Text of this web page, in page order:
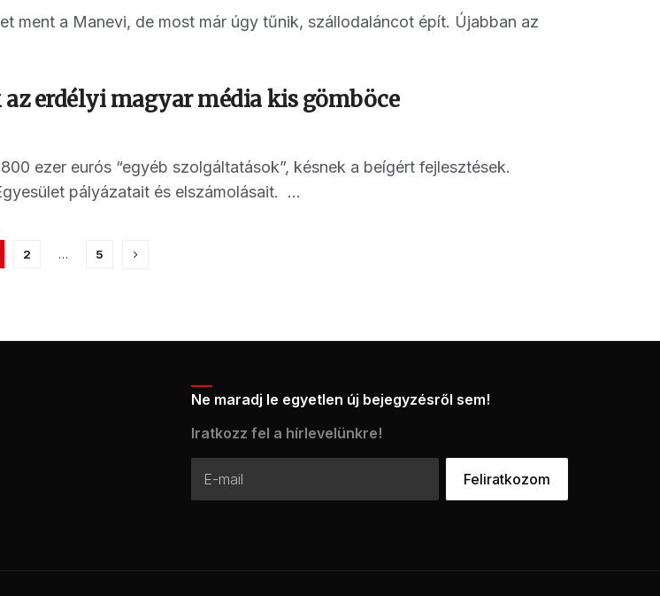
ment a Manevi, de most már úgy tűnik, szállodaláncot épít. Újabban az
erdélyi magyar média kis gömböce
ezer eurós “egyéb szolgáltatások”, késnek a beígért fejlesztések.
pályázatait és elszámolásait. ...
2 … 5
Ne maradj le egyetlen új bejegyzésről sem!
Iratkozz fel a hírlevelünkre!